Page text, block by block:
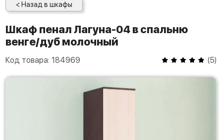
< Назад в шкафы
Шкаф пенал Лагуна-04 в спальню
венге/дуб молочный
Код товара: 184969 (5)